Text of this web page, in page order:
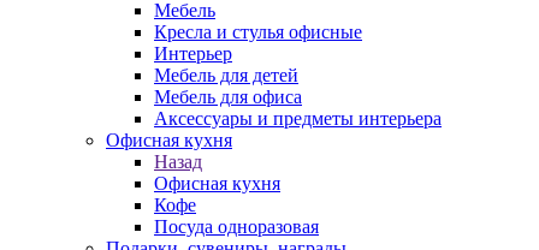
Мебель
Кресла и стулья офисные
Интерьер
Мебель для детей
Мебель для офиса
Аксессуары и предметы интерьера
Офисная кухня
Назад
Офисная кухня
Кофе
Посуда одноразовая